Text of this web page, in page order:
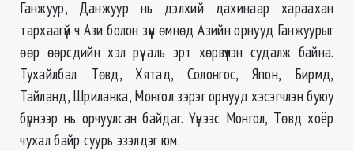
Ганжуур, Данжуур нь дэлхий дахинаар хараахан
тархаагүй ч Ази болон зүүн өмнөд Азийн орнууд Ганжуурыг
өөр өөрсдийн хэл рүү аль эрт хөрвүүлэн судалж байна.
Тухайлбал Төвд, Хятад, Солонгос, Япон, Бирмд,
Тайланд, Шриланка, Монгол зэрэг орнууд хэсэгчлэн буюу
бүрнээр нь орчуулсан байдаг. Үүнээс Монгол, Төвд хоёр
чухал байр суурь эзэлдэг юм.